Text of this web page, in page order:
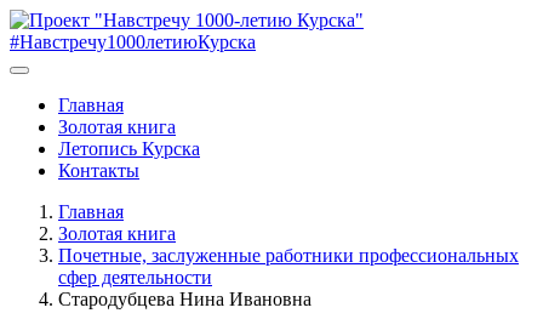
#Навстречу1000летиюКурска
Главная
Золотая книга
Летопись Курска
Контакты
Главная
Золотая книга
Почетные, заслуженные работники профессиональных
сфер деятельности
Стародубцева Нина Ивановна